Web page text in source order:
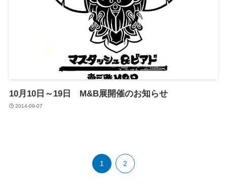
10月10日～19日 M&B展開催のお知らせ
2014-09-07
1 2